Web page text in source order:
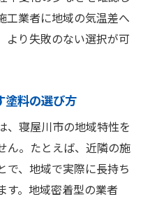
工業者に地域の気温差へ
より失敗のない選択が可
塗料の選び方
、寝屋川市の地域特性を
ん。たとえば、近隣の施
で、地域で実際に長持ち
す。地域密着型の業者